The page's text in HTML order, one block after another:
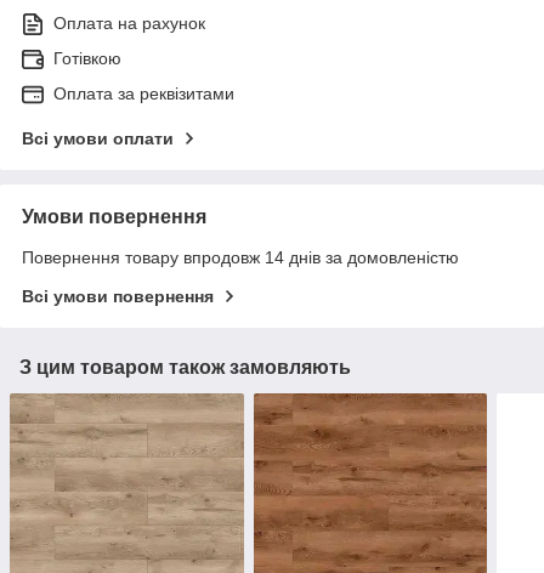
Оплата на рахунок
Готівкою
Оплата за реквізитами
Всі умови оплати
Умови повернення
Повернення товару впродовж 14 днів за домовленістю
Всі умови повернення
З цим товаром також замовляють